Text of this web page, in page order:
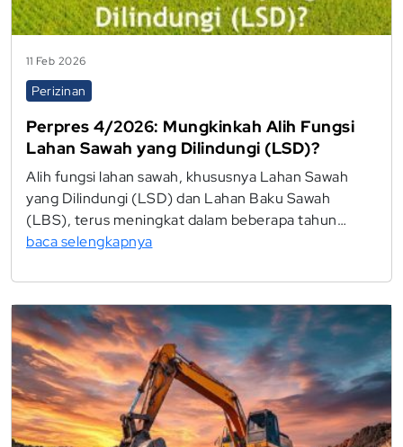
11 Feb 2026
Perizinan
Perpres 4/2026: Mungkinkah Alih Fungsi
Lahan Sawah yang Dilindungi (LSD)?
Alih fungsi lahan sawah, khususnya Lahan Sawah
yang Dilindungi (LSD) dan Lahan Baku Sawah
(LBS), terus meningkat dalam beberapa tahun…
baca selengkapnya